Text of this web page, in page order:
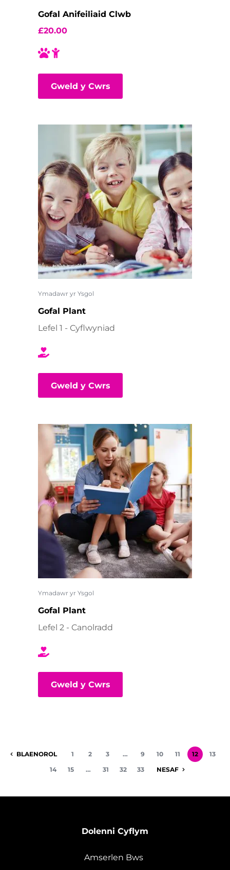
Gofal Anifeiliaid Clwb
£20.00
Gweld y Cwrs
Ymadawr yr Ysgol
Gofal Plant
Lefel 1 - Cyflwyniad
Gweld y Cwrs
Ymadawr yr Ysgol
Gofal Plant
Lefel 2 - Canolradd
Gweld y Cwrs
BLAENOROL 1 2 3 … 9 10 11 12
13
14
15 … 31 32 33 NESAF
Dolenni Cyflym
Amserlen Bws